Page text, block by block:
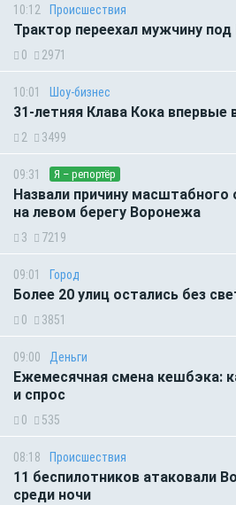
10:12 Происшествия
Трактор переехал мужчину
0 2971
10:01 Шоу-бизнес
31-летняя Клава Кока
2 3499
09:31 Я – репортёр
Назвали причину масштабного
на левом берегу Воронежа
3 7219
09:01 Город
Более 20 улиц остались без
0 3851
09:00 Деньги
Ежемесячная смена кешбэка:
и спрос
0 535
08:18 Происшествия
11 беспилотников атаковали
среди ночи